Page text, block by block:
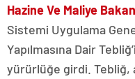
Hazine Ve Maliye
Sistemi Uygulama
Yapılmasına Dair
yürürlüğe girdi. Tebliğ,